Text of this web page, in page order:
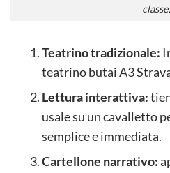
classe.
Teatrino tradizionale:
teatrino butai A3
Lettura interattiva:
usale su un cavalletto
semplice e immediata.
Cartellone narrativo: